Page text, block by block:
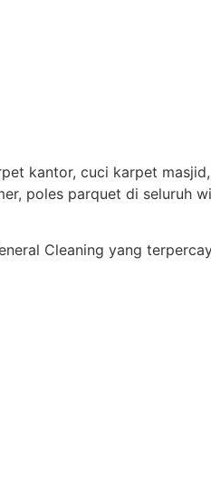
kantor, cuci karpet
poles parquet di seluruh
Cleaning yang